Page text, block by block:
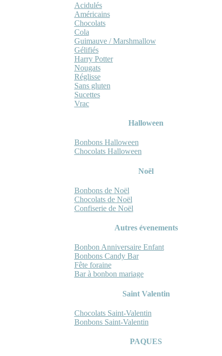
Acidulés
Américains
Chocolats
Cola
Guimauve / Marshmallow
Gélifiés
Harry Potter
Nougats
Réglisse
Sans gluten
Sucettes
Vrac
Halloween
Bonbons Halloween
Chocolats Halloween
Noël
Bonbons de Noël
Chocolats de Noël
Confiserie de Noël
Autres évenements
Bonbon Anniversaire Enfant
Bonbons Candy Bar
Fête foraine
Bar à bonbon mariage
Saint Valentin
Chocolats Saint-Valentin
Bonbons Saint-Valentin
PAQUES